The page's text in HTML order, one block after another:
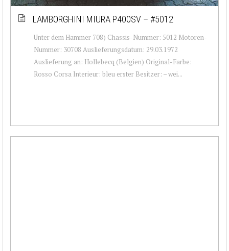
LAMBORGHINI MIURA P400SV – #5012
Unter dem Hammer 708) Chassis-Nummer: 5012 Motoren-
Nummer: 30708 Auslieferungsdatum: 29.03.1972
Auslieferung an: Hollebecq (Belgien) Original-Farbe:
Rosso Corsa Interieur: bleu erster Besitzer: – wei...